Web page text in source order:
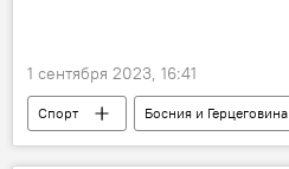
1 сентября 2023, 16:41
Спорт
Босния и Герцеговина
Узбекистан
таэквондо